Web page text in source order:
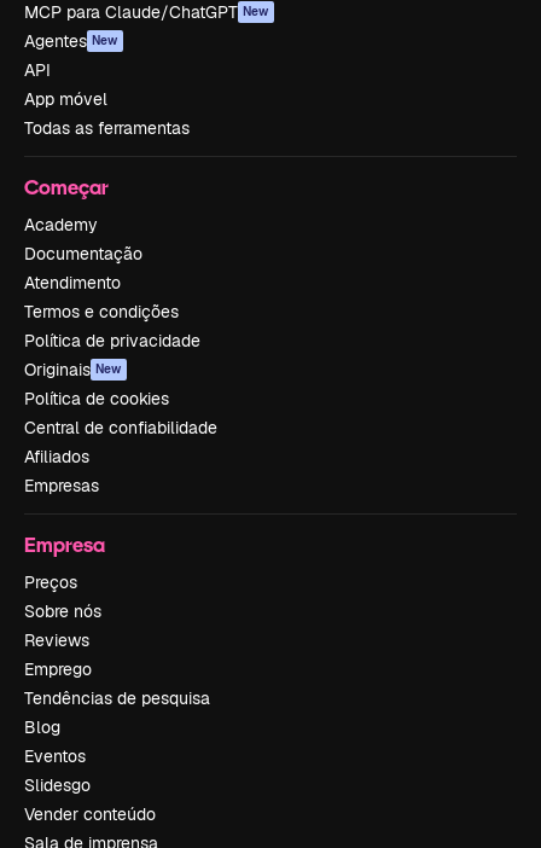
MCP para Claude/ChatGPT New
Agentes New
API
App móvel
Todas as ferramentas
Começar
Academy
Documentação
Atendimento
Termos e condições
Política de privacidade
Originais New
Política de cookies
Central de confiabilidade
Afiliados
Empresas
Empresa
Preços
Sobre nós
Reviews
Emprego
Tendências de pesquisa
Blog
Eventos
Slidesgo
Vender conteúdo
Sala de imprensa